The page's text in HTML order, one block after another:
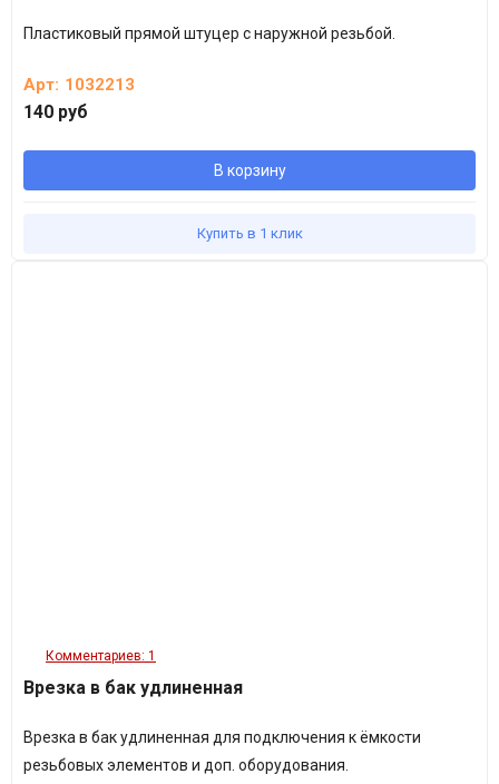
Пластиковый прямой штуцер с наружной резьбой.
Арт: 1032213
140 руб
В корзину
Купить в 1 клик
Комментариев: 1
Врезка в бак удлиненная
Врезка в бак удлиненная для подключения к ёмкости
резьбовых элементов и доп. оборудования.